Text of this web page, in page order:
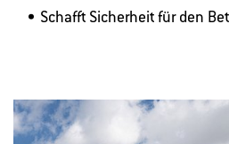
Schafft Sicherheit für den